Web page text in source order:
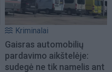
Kriminalai
Gaisras automobilių
pardavimo aikštelėje:
sudegė ne tik namelis ant